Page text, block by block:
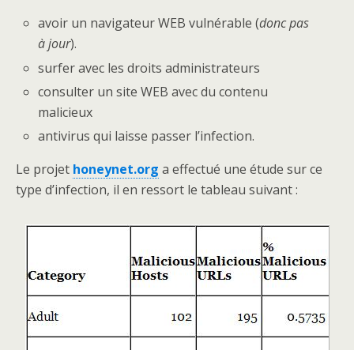
avoir un navigateur WEB vulnérable (donc pas
à jour).
surfer avec les droits administrateurs
consulter un site WEB avec du contenu
malicieux
antivirus qui laisse passer l’infection.
Le projet honeynet.org a effectué une étude sur ce
type d’infection, il en ressort le tableau suivant :